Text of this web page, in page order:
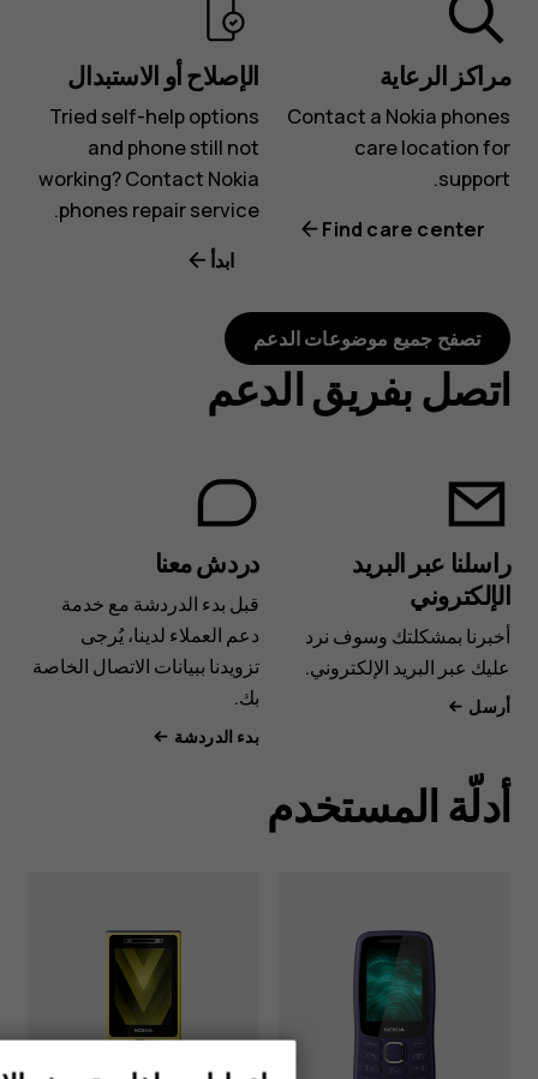
مراكز الرعاية
Contact a Nokia phones
care location for
support.
Find care center
الإصلاح أو الاستبدال
Tried self-help options
and phone still not
working? Contact Nokia
phones repair service.
ابدأ
تصفح جميع موضوعات الدعم
اتصل بفريق الدعم
راسلنا عبر البريد
الإلكتروني
أخبرنا بمشكلتك وسوف نرد
عليك عبر البريد الإلكتروني.
أرسل
دردش معنا
قبل بدء الدردشة مع خدمة
دعم العملاء لدينا، يُرجى
تزويدنا ببيانات الاتصال الخاصة
بك.
بدء الدردشة
أدلّة المستخدم